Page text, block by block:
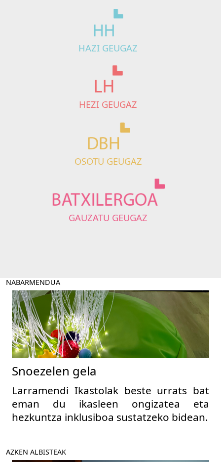
HAZI GEUGAZ
HEZI GEUGAZ
OSOTU GEUGAZ
GAUZATU GEUGAZ
NABARMENDUA
Snoezelen gela
Larramendi Ikastolak beste urrats bat
eman du ikasleen ongizatea eta
hezkuntza inklusiboa sustatzeko bidean.
AZKEN ALBISTEAK